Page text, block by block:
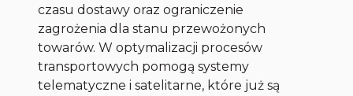
czasu dostawy oraz ograniczenie
zagrożenia dla stanu przewożonych
towarów. W optymalizacji procesów
transportowych pomogą systemy
telematyczne i satelitarne, które już są